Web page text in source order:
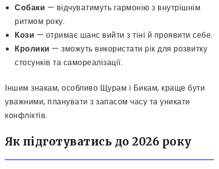
Собаки — відчуватимуть гармонію з внутрішнім
ритмом року.
Кози — отримає шанс вийти з тіні й проявити себе.
Кролики — зможуть використати рік для розвитку
стосунків та самореалізації.
Іншим знакам, особливо Щурам і Бикам, краще бути
уважними, планувати з запасом часу та уникати
конфліктів.
Як підготуватись до 2026 року